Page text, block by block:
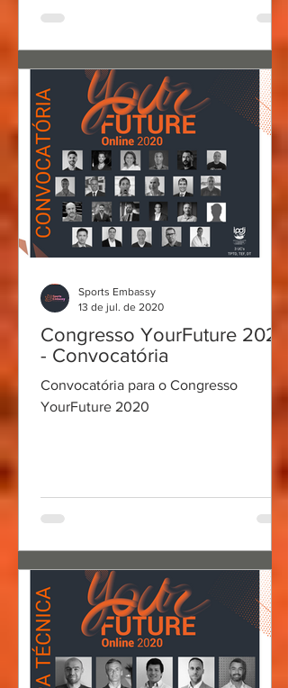
Congresso YourFuture 2020
- Convocatória
Convocatória para o Congresso
YourFuture 2020
Sports Embassy
13 de jul. de 2020